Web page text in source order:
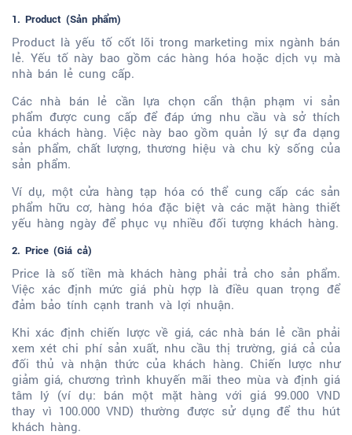
1. Product (Sản phẩm)
Product là yếu tố cốt lõi trong marketing mix ngành bán
lẻ. Yếu tố này bao gồm các hàng hóa hoặc dịch vụ mà
nhà bán lẻ cung cấp.
Các nhà bán lẻ cần lựa chọn cẩn thận phạm vi sản
phẩm được cung cấp để đáp ứng nhu cầu và sở thích
của khách hàng. Việc này bao gồm quản lý sự đa dạng
sản phẩm, chất lượng, thương hiệu và chu kỳ sống của
sản phẩm.
Ví dụ, một cửa hàng tạp hóa có thể cung cấp các sản
phẩm hữu cơ, hàng hóa đặc biệt và các mặt hàng thiết
yếu hàng ngày để phục vụ nhiều đối tượng khách hàng.
2. Price (Giá cả)
Price là số tiền mà khách hàng phải trả cho sản phẩm.
Việc xác định mức giá phù hợp là điều quan trọng để
đảm bảo tính cạnh tranh và lợi nhuận.
Khi xác định chiến lược về giá, các nhà bán lẻ cần phải
xem xét chi phí sản xuất, nhu cầu thị trường, giá cả của
đối thủ và nhận thức của khách hàng. Chiến lược như
giảm giá, chương trình khuyến mãi theo mùa và định giá
tâm lý (ví dụ: bán một mặt hàng với giá 99.000 VND
thay vì 100.000 VND) thường được sử dụng để thu hút
khách hàng.